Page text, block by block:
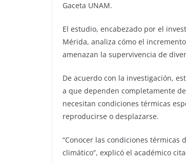
Gaceta UNAM.
El estudio, encabezado por el
Mérida, analiza cómo el
amenazan la supervivencia de
De acuerdo con la investigación,
a que dependen completamente
necesitan condiciones térmicas
reproducirse o desplazarse.
“Conocer las condiciones
climático”, explicó el académico